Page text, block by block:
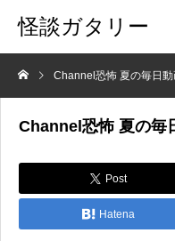
怪談ガタリー
Channel恐怖 夏の毎日
Channel恐怖 夏の毎
Post
Hatena